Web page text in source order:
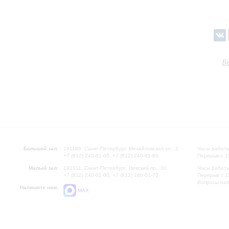
Большой зал:
191186, Санкт-Петербург, Михайловская ул., 2
+7 (812) 240-01-00, +7 (812) 240-01-80
Малый зал:
191011, Санкт-Петербург, Невский пр., 30
+7 (812) 240-01-00, +7 (812) 240-01-70
Напишите нам:
MAX
Часы
Перерыв с
Часы
Перерыв с
Вопросы